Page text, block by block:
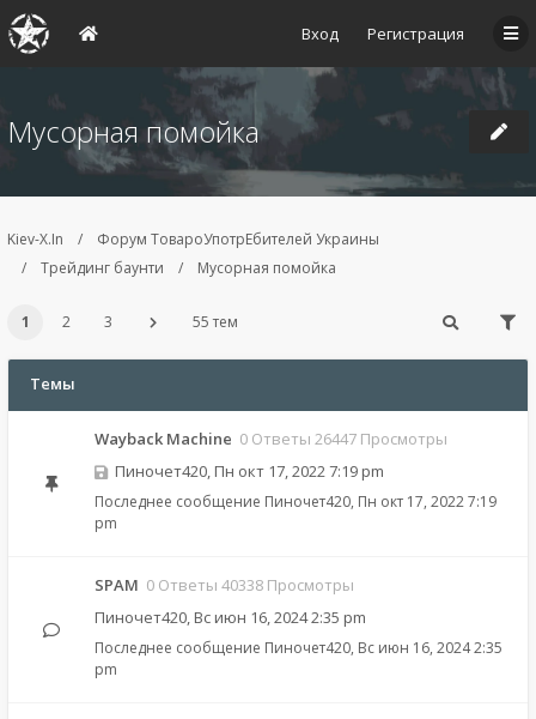
Вход Регистрация
Мусорная помойка
Kiev-X.In
Форум ТовароУпотрЕбителей Украины
Трейдинг баунти
Мусорная помойка
1 2 3 55 тем
Темы
Wayback Machine 0 Ответы 26447 Просмотры
Пиночет420, Пн окт 17, 2022 7:19 pm
Последнее сообщение Пиночет420, Пн окт 17, 2022 7:19
pm
SPAM 0 Ответы 40338 Просмотры
Пиночет420, Вс июн 16, 2024 2:35 pm
Последнее сообщение Пиночет420, Вс июн 16, 2024 2:35
pm